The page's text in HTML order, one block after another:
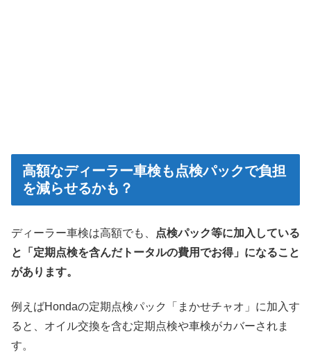
高額なディーラー車検も点検パックで負担
を減らせるかも？
ディーラー車検は高額でも、
点検パック等に加入している
と「定期点検を含んだトータルの費用でお得」になること
があります。
例えばHondaの定期点検パック「まかせチャオ」に加入す
ると、オイル交換を含む定期点検や車検がカバーされま
す。